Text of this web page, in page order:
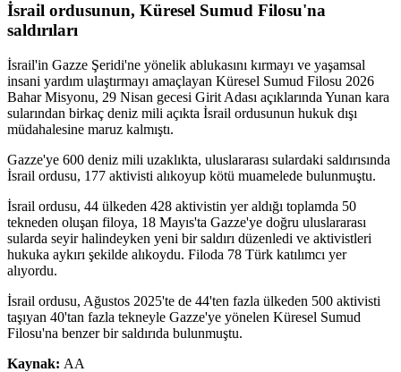
İsrail ordusunun, Küresel Sumud Filosu'na
saldırıları
İsrail'in Gazze Şeridi'ne yönelik ablukasını kırmayı ve yaşamsal
insani yardım ulaştırmayı amaçlayan Küresel Sumud Filosu 2026
Bahar Misyonu, 29 Nisan gecesi Girit Adası açıklarında Yunan kara
sularından birkaç deniz mili açıkta İsrail ordusunun hukuk dışı
müdahalesine maruz kalmıştı.
Gazze'ye 600 deniz mili uzaklıkta, uluslararası sulardaki saldırısında
İsrail ordusu, 177 aktivisti alıkoyup kötü muamelede bulunmuştu.
İsrail ordusu, 44 ülkeden 428 aktivistin yer aldığı toplamda 50
tekneden oluşan filoya, 18 Mayıs'ta Gazze'ye doğru uluslararası
sularda seyir halindeyken yeni bir saldırı düzenledi ve aktivistleri
hukuka aykırı şekilde alıkoydu. Filoda 78 Türk katılımcı yer
alıyordu.
İsrail ordusu, Ağustos 2025'te de 44'ten fazla ülkeden 500 aktivisti
taşıyan 40'tan fazla tekneyle Gazze'ye yönelen Küresel Sumud
Filosu'na benzer bir saldırıda bulunmuştu.
Kaynak: AA